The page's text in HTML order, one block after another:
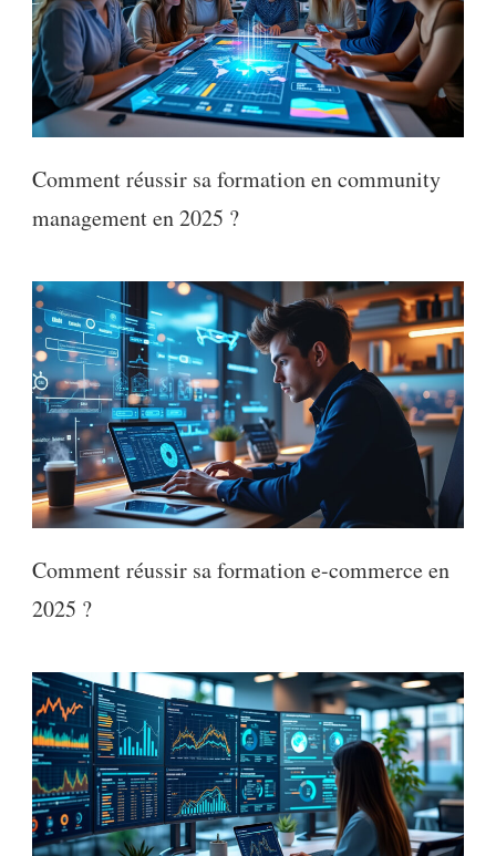
Comment réussir sa formation en community
management en 2025 ?
Comment réussir sa formation e-commerce en
2025 ?